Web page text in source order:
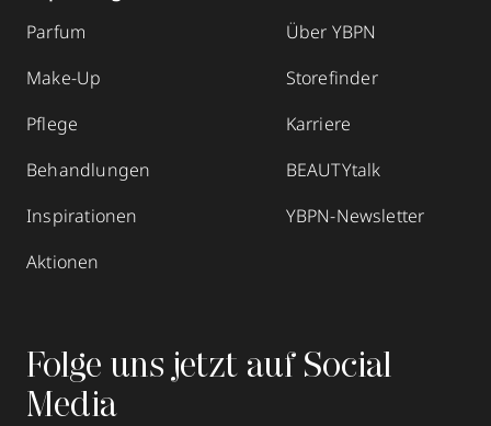
Parfum
Make-Up
Pflege
Behandlungen
Inspirationen
Aktionen
Über YBPN
Storefinder
Karriere
BEAUTYtalk
YBPN-Newsletter
Folge uns jetzt auf Social
Media